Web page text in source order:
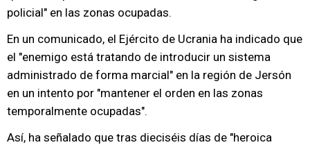
policial" en las zonas ocupadas.
En un comunicado, el Ejército de Ucrania ha indicado que
el "enemigo está tratando de introducir un sistema
administrado de forma marcial" en la región de Jersón
en un intento por "mantener el orden en las zonas
temporalmente ocupadas".
Así, ha señalado que tras dieciséis días de "heroica